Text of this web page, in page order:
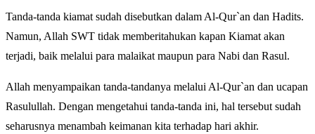
Tanda-tanda kiamat sudah disebutkan dalam Al-Qur`an dan Hadits.
Namun, Allah SWT tidak memberitahukan kapan Kiamat akan
terjadi, baik melalui para malaikat maupun para Nabi dan Rasul.
Allah menyampaikan tanda-tandanya melalui Al-Qur`an dan ucapan
Rasulullah. Dengan mengetahui tanda-tanda ini, hal tersebut sudah
seharusnya menambah keimanan kita terhadap hari akhir.